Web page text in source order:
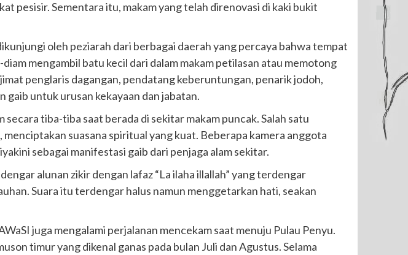
pesisir. Sementara itu, makam yang telah direnovasi di kaki bukit
oleh peziarah dari berbagai daerah yang percaya bahwa tempat
mengambil batu kecil dari dalam makam petilasan atau memotong
penglaris dagangan, pendatang keberuntungan, penarik jodoh,
gaib untuk urusan kekayaan dan jabatan.
tiba-tiba saat berada di sekitar makam puncak. Salah satu
suasana spiritual yang kuat. Beberapa kamera anggota
sebagai manifestasi gaib dari penjaga alam sekitar.
alunan zikir dengan lafaz “La ilaha illallah” yang terdengar
Suara itu terdengar halus namun menggetarkan hati, seakan
juga mengalami perjalanan mencekam saat menuju Pulau Penyu.
timur yang dikenal ganas pada bulan Juli dan Agustus. Selama